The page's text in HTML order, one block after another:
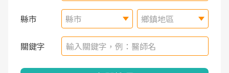
縣市 縣市 鄉鎮地區
關鍵字